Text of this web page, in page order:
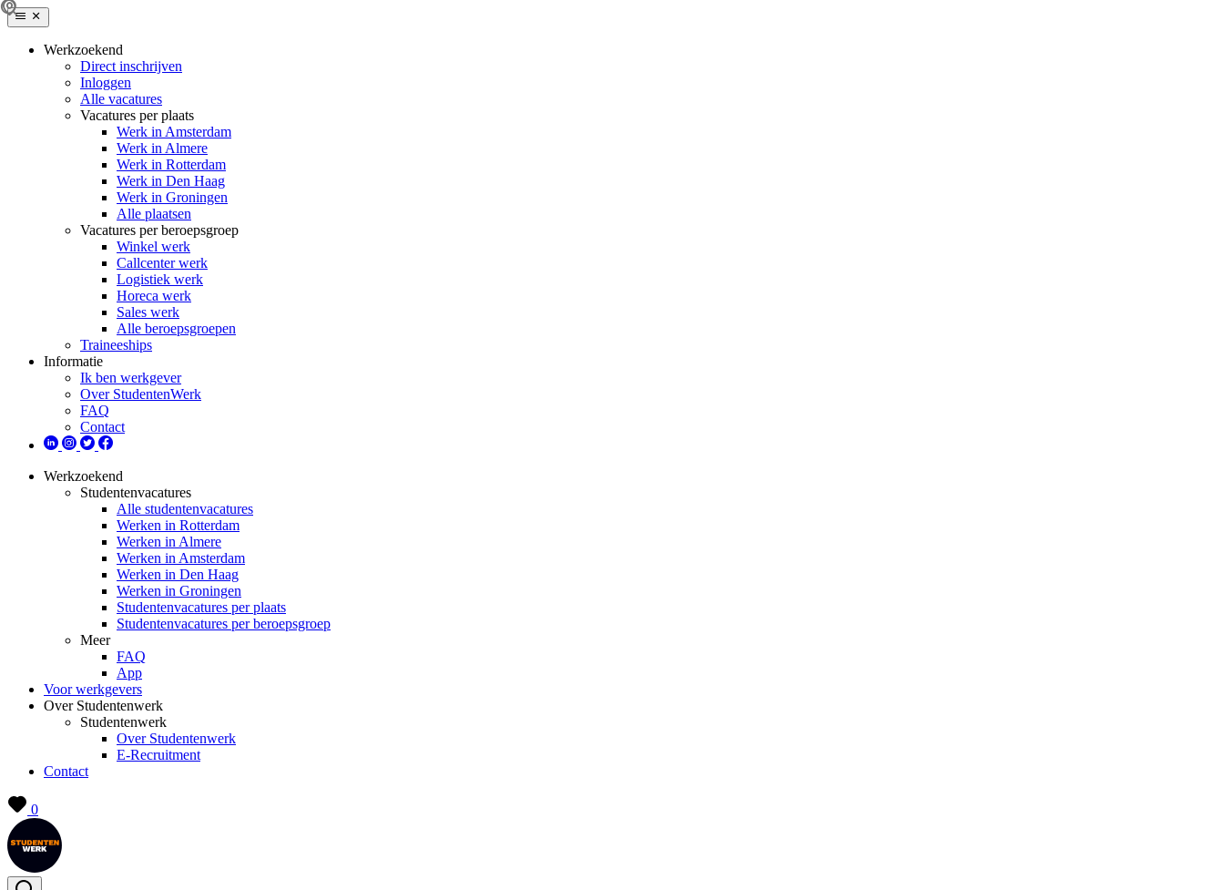
Werkzoekend
Direct inschrijven
Inloggen
Alle vacatures
Vacatures per plaats
Werk in Amsterdam
Werk in Almere
Werk in Rotterdam
Werk in Den Haag
Werk in Groningen
Alle plaatsen
Vacatures per beroepsgroep
Winkel werk
Callcenter werk
Logistiek werk
Horeca werk
Sales werk
Alle beroepsgroepen
Traineeships
Informatie
Ik ben werkgever
Over StudentenWerk
FAQ
Contact
Werkzoekend
Studentenvacatures
Alle studentenvacatures
Werken in Rotterdam
Werken in Almere
Werken in Amsterdam
Werken in Den Haag
Werken in Groningen
Studentenvacatures per plaats
Studentenvacatures per beroepsgroep
Meer
FAQ
App
Voor werkgevers
Over Studentenwerk
Studentenwerk
Over Studentenwerk
E-Recruitment
Contact
0